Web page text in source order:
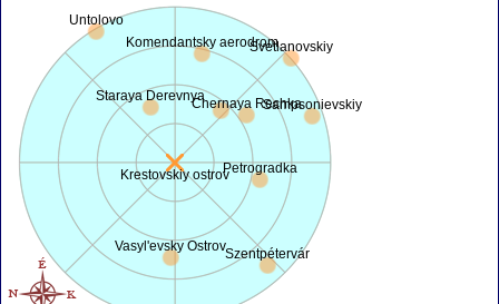
Krestovskiy ostrov
Szentpétervár
Vasyl'evsky Ostrov
Petrogradka
Svetlanovskiy
Komendantsky aerodrom
Chernaya Rechka
Untolovo
Sampsonievskiy
Staraya Derevnya